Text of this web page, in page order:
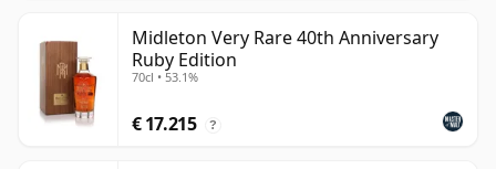
Midleton Very Rare 40th Anniversary
Ruby Edition
70cl • 53.1%
€ 17.215 ?